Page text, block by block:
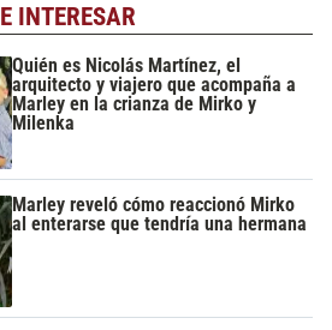
INTERESAR
Quién es Nicolás Martínez, el
arquitecto y viajero que acompaña a
Marley en la crianza de Mirko y
Milenka
Marley reveló cómo reaccionó Mirko
al enterarse que tendría una hermana